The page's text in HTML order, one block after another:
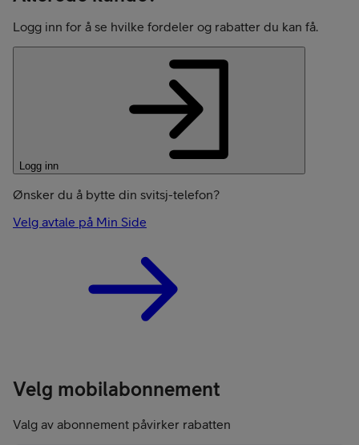
Logg inn for å se hvilke fordeler og rabatter du kan få.
Logg inn
Ønsker du å bytte din svitsj-telefon?
Velg avtale på Min Side
Velg mobilabonnement
Valg av abonnement påvirker rabatten